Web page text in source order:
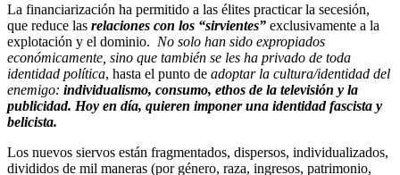
La financiarización ha permitido a las élites practicar la secesión,
que reduce las relaciones con los “sirvientes” exclusivamente a la
explotación y el dominio. No solo han sido expropiados
económicamente, sino que también se les ha privado de toda
identidad política, hasta el punto de adoptar la cultura/identidad del
enemigo: individualismo, consumo, ethos de la televisión y la
publicidad. Hoy en día, quieren imponer una identidad fascista y
belicista.
Los nuevos siervos están fragmentados, dispersos, individualizados,
divididos de mil maneras (por género, raza, ingresos, patrimonio,